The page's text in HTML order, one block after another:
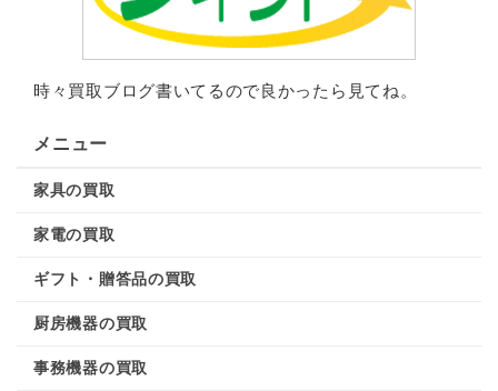
時々買取ブログ書いてるので良かったら見てね。
メニュー
家具の買取
家電の買取
ギフト・贈答品の買取
厨房機器の買取
事務機器の買取